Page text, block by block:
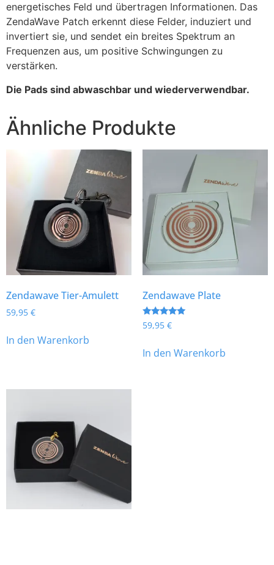
energetisches Feld und übertragen Informationen. Das
ZendaWave Patch erkennt diese Felder, induziert und
invertiert sie, und sendet ein breites Spektrum an
Frequenzen aus, um positive Schwingungen zu
verstärken.
Die Pads sind abwaschbar und wiederverwendbar.
Ähnliche Produkte
Zendawave Tier-Amulett
59,95 €
In den Warenkorb
Zendawave Plate
Bewertet
mit
59,95 €
In den Warenkorb